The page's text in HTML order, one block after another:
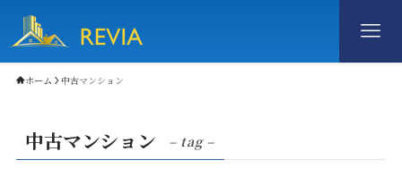
ホーム 中古マンション
中古マンション – tag –